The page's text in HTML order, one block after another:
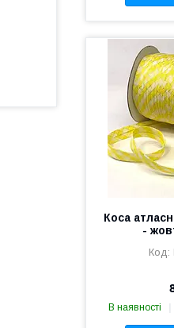
Коса
-
В наявності